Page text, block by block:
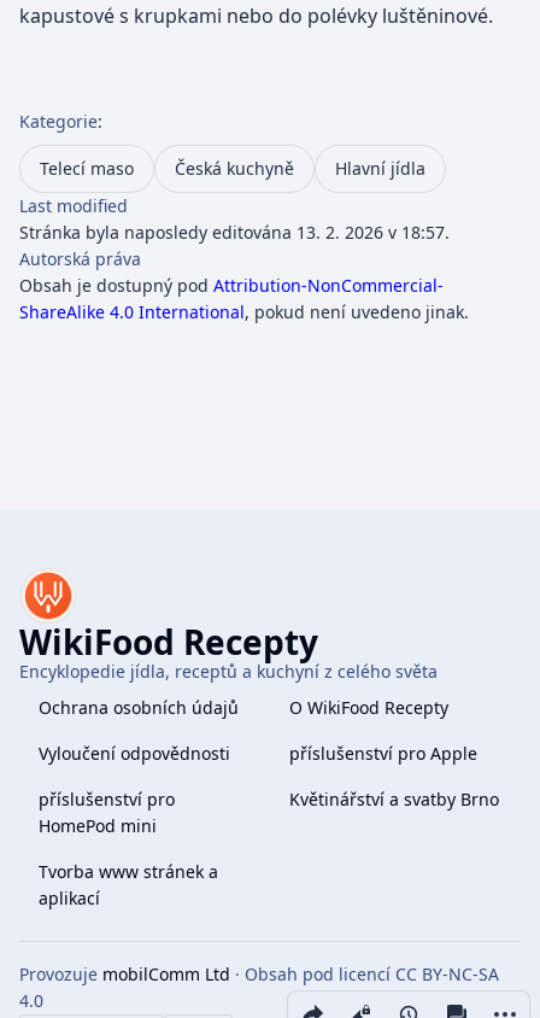
Share this page
Zobrazení
kapustové s krupkami nebo do polévky luštěninové.
Kategorie:
Telecí maso Česká kuchyně
Hlavní jídla
Last modified
Stránka byla naposledy editována 13. 2. 2026 v 18:57.
Autorská práva
Obsah je dostupný pod Attribution-NonCommercial-
ShareAlike 4.0 International, pokud není uvedeno jinak.
WikiFood Recepty
Encyklopedie jídla, receptů a kuchyní z celého světa
Ochrana osobních údajů
O WikiFood Recepty
Vyloučení odpovědnosti
příslušenství pro Apple
příslušenství pro
HomePod mini
Květinářství a svatby Brno
Tvorba www stránek a
aplikací
Provozuje mobilComm Ltd · Obsah pod licencí CC BY-NC-SA
4.0